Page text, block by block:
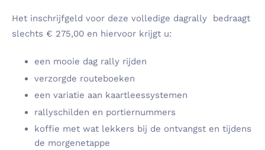
Het inschrijfgeld voor deze volledige dagrally bedraagt
slechts € 275,00 en hiervoor krijgt u:
een mooie dag rally rijden
verzorgde routeboeken
een variatie aan kaartleessystemen
rallyschilden en portiernummers
koffie met wat lekkers bij de ontvangst en tijdens
de morgenetappe